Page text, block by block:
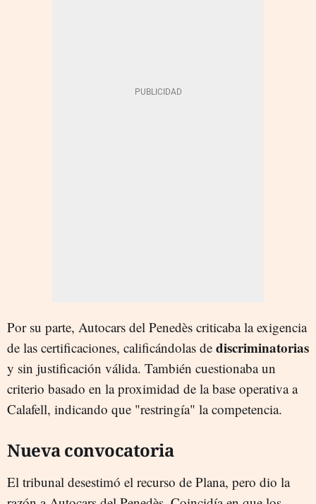
Por su parte, Autocars del Penedès criticaba la exigencia
de las certificaciones, calificándolas de discriminatorias
y sin justificación válida. También cuestionaba un
criterio basado en la proximidad de la base operativa a
Calafell, indicando que "restringía" la competencia.
Nueva convocatoria
El tribunal desestimó el recurso de Plana, pero dio la